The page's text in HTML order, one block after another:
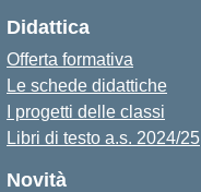
Didattica
Offerta formativa
Le schede didattiche
I progetti delle classi
Libri di testo a.s. 2024/25
Novità